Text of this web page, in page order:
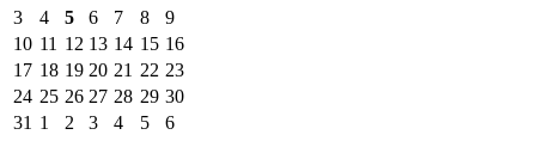
3
4 5 6 7 8
9
10 11 12 13 14 15 16
17 18 19 20 21 22 23
24 25 26 27 28 29 30
31 1 2 3 4 5 6